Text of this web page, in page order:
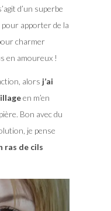
d’un superbe
apporter de la
charmer
en amoureux !
alors j’ai
en m’en
Bon avec du
je pense
ras de cils